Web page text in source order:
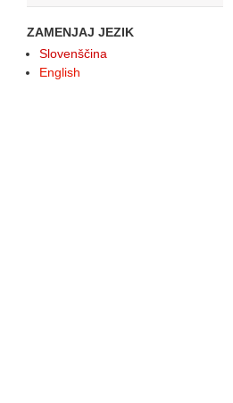
ZAMENJAJ JEZIK
Slovenščina
English